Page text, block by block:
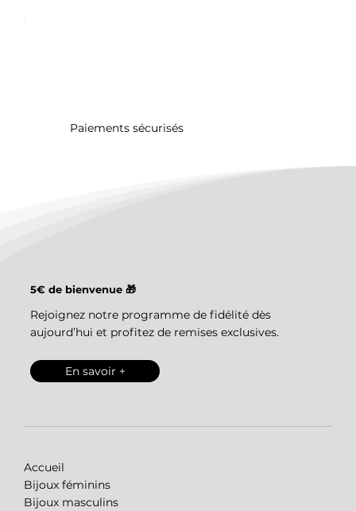
Paiements sécurisés
5€ de bienvenue 🎁
Rejoignez notre programme de fidélité dès
aujourd’hui et profitez de remises exclusives.
En savoir +
Accueil
Bijoux féminins
Bijoux masculins